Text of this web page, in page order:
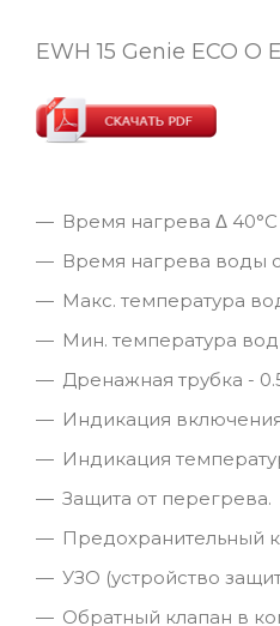
EWH 15 Genie ECO O
Время нагрева Δ
Время нагрева воды
Макс. температура
Мин. температура
Дренажная трубка -
Индикация
Индикация
Защита от перегрева.
Предохранительный
УЗО (устройство
Обратный клапан в